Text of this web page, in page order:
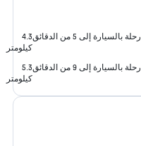
رحلة بالسيارة إلى 5 من الدقائق
4.3
كيلومتر
رحلة بالسيارة إلى 9 من الدقائق
5.3
كيلومتر